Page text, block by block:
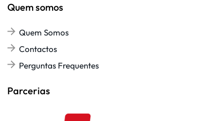
Quem somos
Quem Somos
Contactos
Perguntas Frequentes
Parcerias